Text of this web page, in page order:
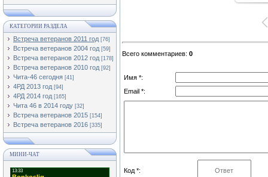
КАТЕГОРИИ РАЗДЕЛА
Встреча ветеранов 2011 год [76]
Встреча ветеранов 2004 год [59]
Встреча ветеранов 2012 год [178]
Встреча ветеранов 2010 год [92]
Чита-46 сегодня [41]
4РД 2013 год [94]
4РД 2014 год [165]
Чита 46 в 2014 году [32]
Встреча ветеранов 2015 [154]
Встреча ветеранов 2016 [335]
МИНИ-ЧАТ
Всего комментариев: 0
Имя *:
Email *:
Код *: